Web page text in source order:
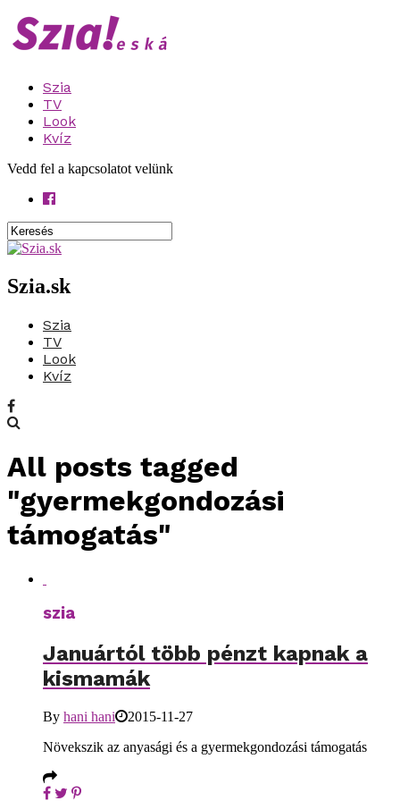
Szia
TV
Look
Kvíz
Vedd fel a kapcsolatot velünk
Szia.sk
Szia
TV
Look
Kvíz
All posts tagged
"gyermekgondozási
támogatás"
szia
Januártól több pénzt kapnak a
kismamák
By hani hani
2015-11-27
Növekszik az anyasági és a gyermekgondozási támogatás